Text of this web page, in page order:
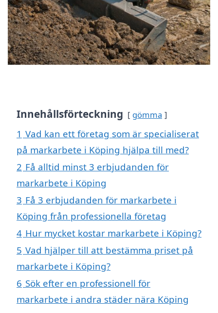
Innehållsförteckning gömma
1 Vad kan ett företag som är specialiserat
på markarbete i Köping hjälpa till med?
2 Få alltid minst 3 erbjudanden för
markarbete i Köping
3 Få 3 erbjudanden för markarbete i
Köping från professionella företag
4 Hur mycket kostar markarbete i Köping?
5 Vad hjälper till att bestämma priset på
markarbete i Köping?
6 Sök efter en professionell för
markarbete i andra städer nära Köping